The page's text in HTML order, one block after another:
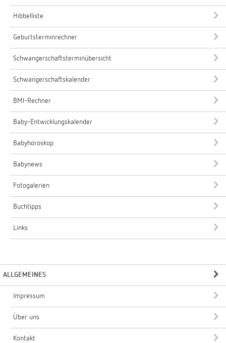
Hibbelliste
Geburtsterminrechner
Schwangerschaftsterminübersicht
Schwangerschaftskalender
BMI-Rechner
Baby-Entwicklungskalender
Babyhoroskop
Babynews
Fotogalerien
Buchtipps
Links
ALLGEMEINES
Impressum
Über uns
Kontakt